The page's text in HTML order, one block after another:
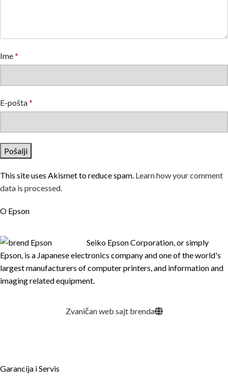
Ime*
E-pošta*
This site uses Akismet to reduce spam. Learn how your comment
data is processed.
O Epson
Seiko Epson Corporation, or simply
Epson, is a Japanese electronics company and one of the world's
largest manufacturers of computer printers, and information and
imaging related equipment.
Zvaničan web sajt brenda
Garancija i Servis